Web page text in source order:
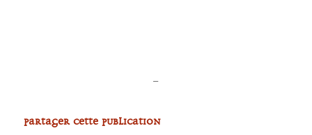
–
Partager cette publication